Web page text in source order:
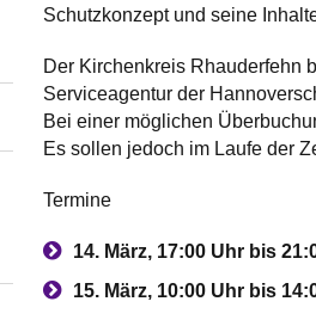
Schutzkonzept und seine
Der Kirchenkreis Rhauderfehn
Serviceagentur der
Bei einer möglichen
Es sollen jedoch im Laufe der
Termine
14. März, 17:00 Uhr bis
15. März, 10:00 Uhr bis